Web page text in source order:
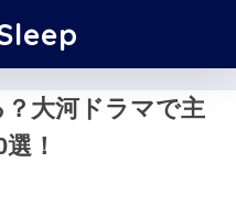
大河ドラマで主
！